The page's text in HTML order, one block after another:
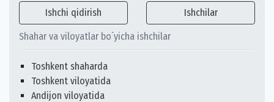
Ishchi qidirish Ishchilar
Shahar va viloyatlar bo`yicha ishchilar
Toshkent shaharda
Toshkent viloyatida
Andijon viloyatida